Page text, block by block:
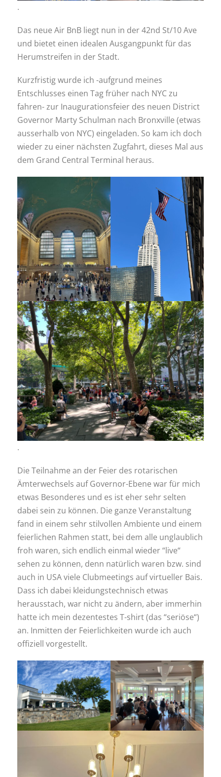
.
Das neue Air BnB liegt nun in der 42nd St/10 Ave
und bietet einen idealen Ausgangpunkt für das
Herumstreifen in der Stadt.
Kurzfristig wurde ich -aufgrund meines
Entschlusses einen Tag früher nach NYC zu
fahren- zur Inaugurationsfeier des neuen District
Governor Marty Schulman nach Bronxville (etwas
ausserhalb von NYC) eingeladen. So kam ich doch
wieder zu einer nächsten Zugfahrt, dieses Mal aus
dem Grand Central Terminal heraus.
.
Die Teilnahme an der Feier des rotarischen
Ämterwechsels auf Governor-Ebene war für mich
etwas Besonderes und es ist eher sehr selten
dabei sein zu können. Die ganze Veranstaltung
fand in einem sehr stilvollen Ambiente und einem
feierlichen Rahmen statt, bei dem alle unglaublich
froh waren, sich endlich einmal wieder “live“
sehen zu können, denn natürlich waren bzw. sind
auch in USA viele Clubmeetings auf virtueller Bais.
Dass ich dabei kleidungstechnisch etwas
herausstach, war nicht zu ändern, aber immerhin
hatte ich mein dezentestes T-shirt (das “seriöse“)
an. Inmitten der Feierlichkeiten wurde ich auch
offiziell vorgestellt.